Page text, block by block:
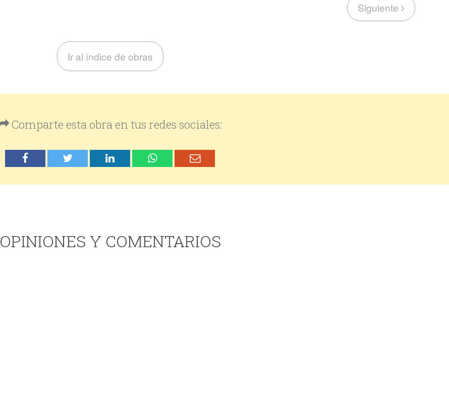
Siguiente
Ir al índice de obras
Comparte esta obra en tus redes sociales:
OPINIONES Y COMENTARIOS